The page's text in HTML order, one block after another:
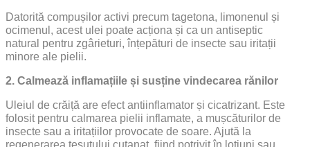
Datorită compușilor activi precum tagetona, limonenul și
ocimenul, acest ulei poate acționa și ca un antiseptic
natural pentru zgârieturi, înțepături de insecte sau iritații
minore ale pielii.
2. Calmează inflamațiile și susține vindecarea rănilor
Uleiul de crăiță are efect antiinflamator și cicatrizant. Este
folosit pentru calmarea pielii inflamate, a mușcăturilor de
insecte sau a iritațiilor provocate de soare. Ajută la